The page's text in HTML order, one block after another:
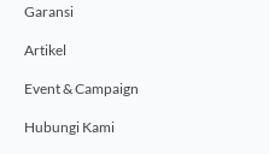
f
Garansi
Artikel
Event & Campaign
Hubungi Kami